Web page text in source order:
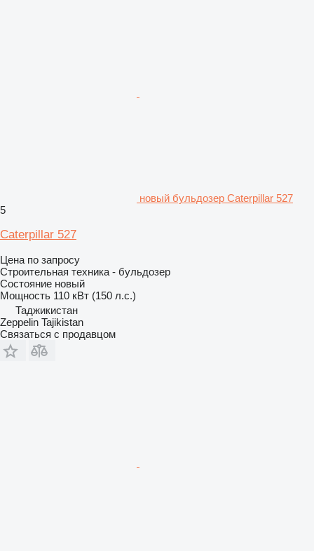
новый бульдозер Caterpillar 527
5
Caterpillar 527
Цена по запросу
Строительная техника - бульдозер
Состояние новый
Мощность 110 кВт (150 л.с.)
Таджикистан
Zeppelin Tajikistan
Связаться с продавцом